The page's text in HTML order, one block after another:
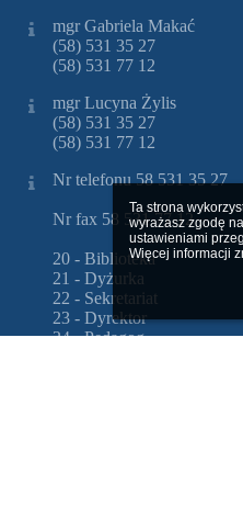
Ta strona
wyrażasz zgodę
ustawieniami
Więcej informacji
mgr Gabriela Makać
(58) 531 35 27
(58) 531 77 12
mgr Lucyna Żylis
(58) 531 35 27
(58) 531 77 12
Nr telefonu 58 531 35 27
Nr fax 58 531 77 12
20 - Biblioteka
21 - Dyżurka
22 - Sekretariat
23 - Dyrektor
24 - Pedagog